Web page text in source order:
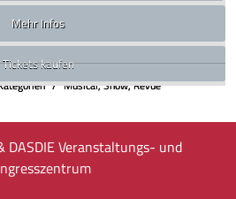
Mehr Infos
Tickets kaufen
Musical, Show, Revue
Veranstaltungs- und